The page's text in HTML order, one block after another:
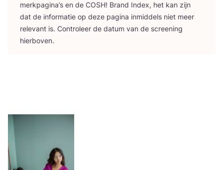
merk­pa­gi­na’s en de COSH! Brand Index, het kan zijn
dat de infor­ma­tie op deze pagi­na inmid­dels niet meer
rele­vant is. Con­tro­leer de datum van de scree­ning
hierboven.